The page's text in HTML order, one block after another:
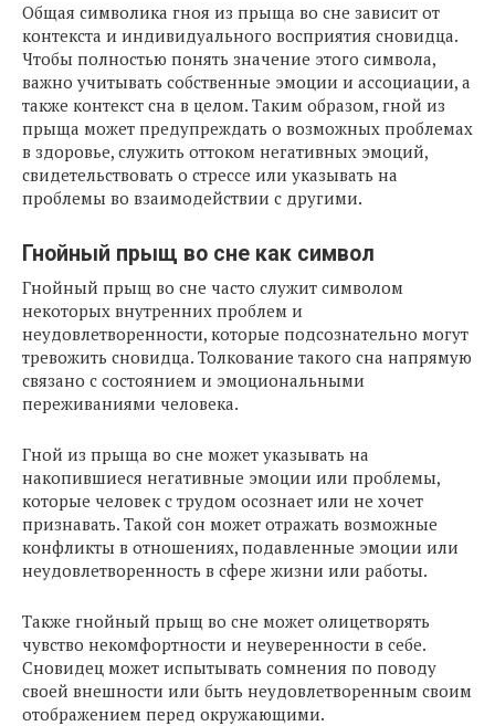
Общая символика гноя из прыща во сне зависит от
контекста и индивидуального восприятия сновидца.
Чтобы полностью понять значение этого символа,
важно учитывать собственные эмоции и ассоциации, а
также контекст сна в целом. Таким образом, гной из
прыща может предупреждать о возможных проблемах
в здоровье, служить оттоком негативных эмоций,
свидетельствовать о стрессе или указывать на
проблемы во взаимодействии с другими.
Гнойный прыщ во сне как символ
Гнойный прыщ во сне часто служит символом
некоторых внутренних проблем и
неудовлетворенности, которые подсознательно могут
тревожить сновидца. Толкование такого сна напрямую
связано с состоянием и эмоциональными
переживаниями человека.
Гной из прыща во сне может указывать на
накопившиеся негативные эмоции или проблемы,
которые человек с трудом осознает или не хочет
признавать. Такой сон может отражать возможные
конфликты в отношениях, подавленные эмоции или
неудовлетворенность в сфере жизни или работы.
Также гнойный прыщ во сне может олицетворять
чувство некомфортности и неуверенности в себе.
Сновидец может испытывать сомнения по поводу
своей внешности или быть неудовлетворенным своим
отображением перед окружающими.